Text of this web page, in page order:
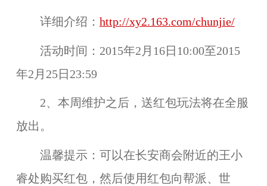
详细介绍： http://xy2.163.com/chunjie/
活动时间： 2015年2月16日10:00至2015
年2月25日23:59
2、本周维护之后， 送红包玩法将在全服
放出。
温馨提示： 可以在长安商会附近的王小
睿处购买红包，然后使用红包向帮派、世